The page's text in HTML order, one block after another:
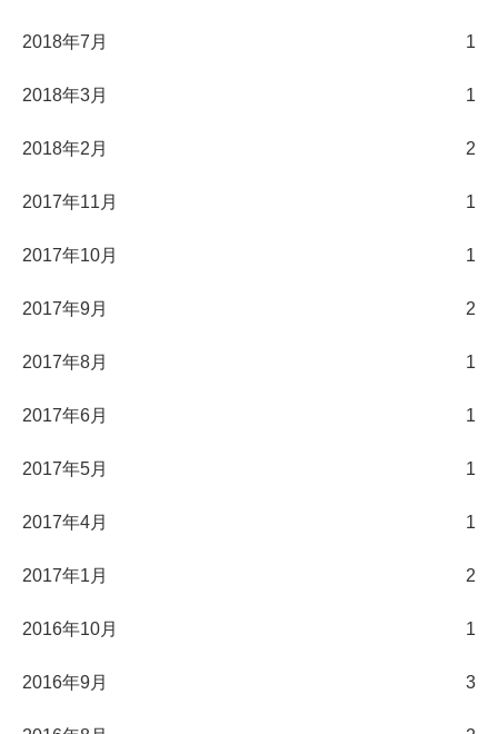
2018年7月 1
2018年3月 1
2018年2月 2
2017年11月 1
2017年10月 1
2017年9月 2
2017年8月 1
2017年6月 1
2017年5月 1
2017年4月 1
2017年1月 2
2016年10月 1
2016年9月 3